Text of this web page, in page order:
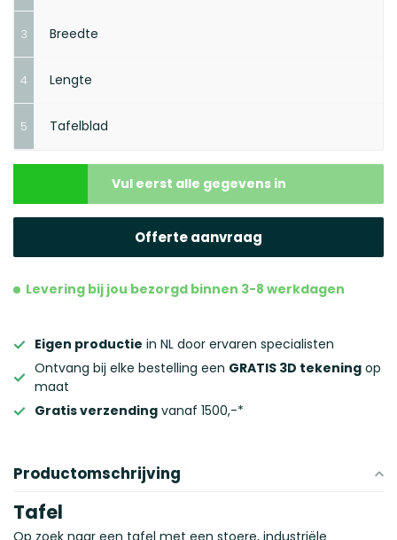
3 Breedte
4 Lengte
Volgende stap
5 Tafelblad
Vul eerst alle gegevens in
Offerte aanvraag
Levering bij jou bezorgd binnen 3-8 werkdagen
Eigen productie in NL door ervaren specialisten
Ontvang bij elke bestelling een GRATIS 3D tekening op
maat
Gratis verzending vanaf 1500,-*
Productomschrijving
Tafel
Op zoek naar een tafel met een stoere, industriële